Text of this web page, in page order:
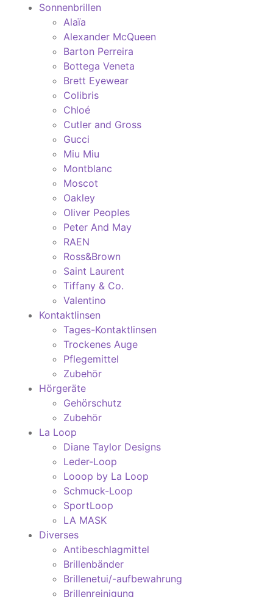
Sonnenbrillen
Alaïa
Alexander McQueen
Barton Perreira
Bottega Veneta
Brett Eyewear
Colibris
Chloé
Cutler and Gross
Gucci
Miu Miu
Montblanc
Moscot
Oakley
Oliver Peoples
Peter And May
RAEN
Ross&Brown
Saint Laurent
Tiffany & Co.
Valentino
Kontaktlinsen
Tages-Kontaktlinsen
Trockenes Auge
Pflegemittel
Zubehör
Hörgeräte
Gehörschutz
Zubehör
La Loop
Diane Taylor Designs
Leder-Loop
Looop by La Loop
Schmuck-Loop
SportLoop
LA MASK
Diverses
Antibeschlagmittel
Brillenbänder
Brillenetui/-aufbewahrung
Brillenreinigung